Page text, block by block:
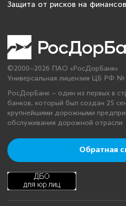
Защита от рисков на
©2000–2026 ПАО «РосДорБанк»
Универсальная лицензия ЦБ РФ №
РосДорБанк – один из первых в
банков, который был создан 25
крупнейшими дорожными
обслуживания дорожной отрасли
Обратная